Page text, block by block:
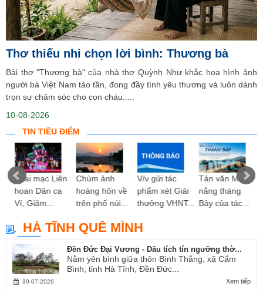
Thơ thiếu nhi chọn lời bình: Thương bà
Bài thơ "Thương bà" của nhà thơ Quỳnh Như khắc họa hình ảnh
người bà Việt Nam tảo tần, đong đầy tình yêu thương và luôn dành
trọn sự chăm sóc cho con cháu.....
10-08-2026
TIN TIÊU ĐIỂM
Khai mạc Liên
hoan Dân ca
Ví, Giặm...
Chùm ảnh
hoàng hôn về
trên phố núi...
V/v gửi tác
phẩm xét Giải
thưởng VHNT...
Tản văn Mùa
nắng tháng
Bảy của tác...
HÀ TĨNH QUÊ MÌNH
Đền Đức Đại Vương - Dấu tích tín ngưỡng thờ...
Nằm yên bình giữa thôn Bình Thắng, xã Cẩm
Bình, tỉnh Hà Tĩnh, Đền Đức...
Xem tiếp
30-07-2026